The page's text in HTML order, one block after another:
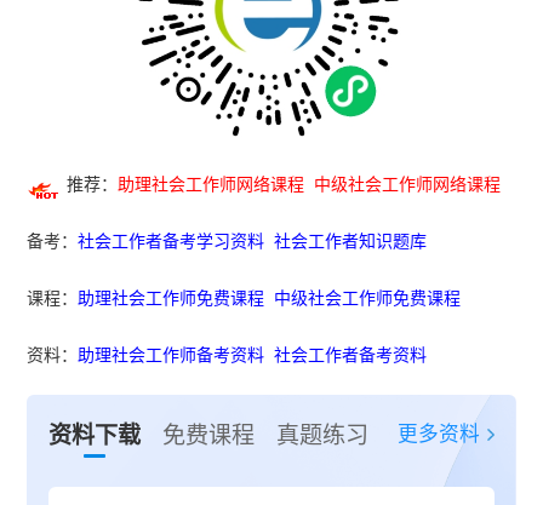
推荐：助理社会工作师网络课程 中级社会工作师网络课程
备考：社会工作者备考学习资料 社会工作者知识题库
课程：助理社会工作师免费课程 中级社会工作师免费课程
资料： 助理社会工作师备考资料 社会工作者备考资料
资料下载 免费课程 真题练习 更多资料